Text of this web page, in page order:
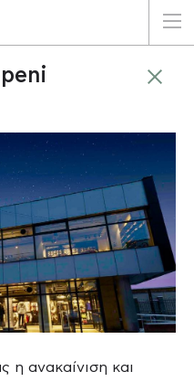
ENGLISH
η ανακαίνιση και